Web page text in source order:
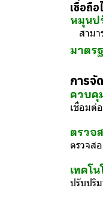
เชื่อถื
หมุนป
สามา
มาตร
การจั
ควบคุ
เชื่อมต่
ตรวจ
ตรวจส
เทคโ
ปรับปริ